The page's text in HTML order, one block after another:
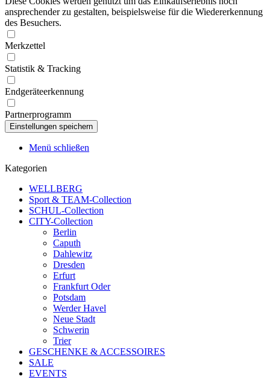
ansprechender zu gestalten, beispielsweise für die Wiedererkennung
des Besuchers.
Merkzettel
Statistik & Tracking
Endgeräteerkennung
Partnerprogramm
Menü schließen
Kategorien
WELLBERG
Sport & TEAM-Collection
SCHUL-Collection
CITY-Collection
Berlin
Caputh
Dahlewitz
Dresden
Erfurt
Frankfurt Oder
Potsdam
Werder Havel
Neue Stadt
Schwerin
Trier
GESCHENKE & ACCESSOIRES
SALE
EVENTS